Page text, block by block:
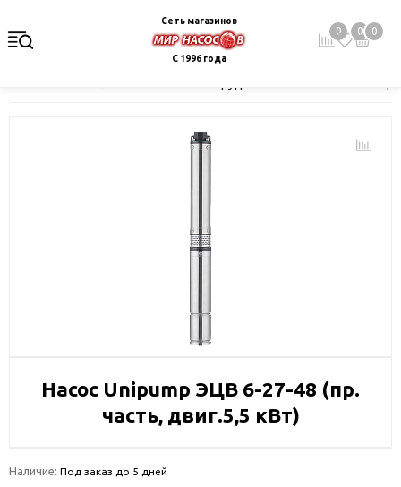
Сеть магазинов
С 1996 года
0 0 0
Насос Unipump ЭЦВ 6-27-48 (пр.
часть, двиг.5,5 кВт)
Наличие: Под заказ до 5 дней